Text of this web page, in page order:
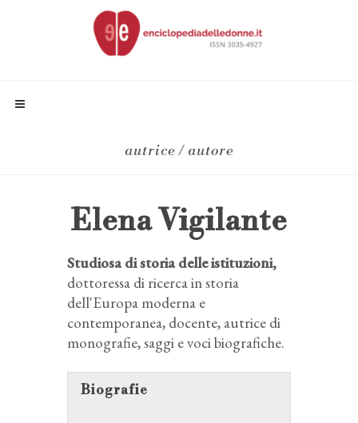
autrice / autore
Elena Vigilante
Studiosa di storia delle istituzioni,
dottoressa di ricerca in storia
dell'Europa moderna e
contemporanea, docente, autrice di
monografie, saggi e voci biografiche.
Biografie